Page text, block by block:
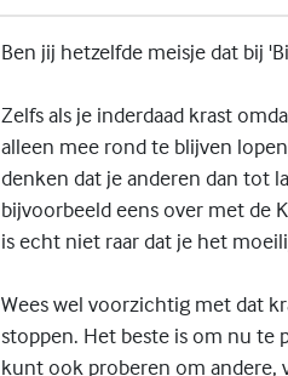
Ben jij hetzelfde meisje dat bij
Zelfs als je inderdaad krast
alleen mee rond te blijven
denken dat je anderen dan tot
bijvoorbeeld eens over met de
is echt niet raar dat je het
Wees wel voorzichtig met dat
stoppen. Het beste is om nu te
kunt ook proberen om andere,